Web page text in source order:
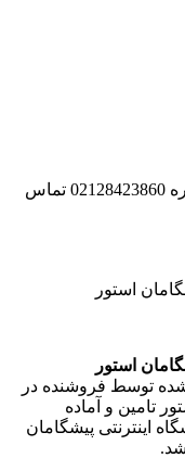
قبل از خرید برای موجودی و قیمت با شماره 02128423860 تماس
استور
استور
توسط فروشنده در
تامین و آماده
اینترنتی پیشگامان
شد.